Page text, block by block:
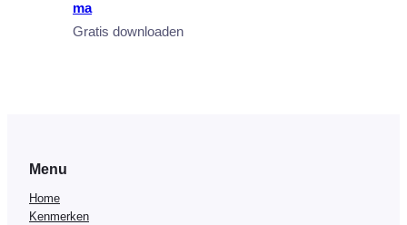
ma
Gratis downloaden
Menu
Home
Kenmerken